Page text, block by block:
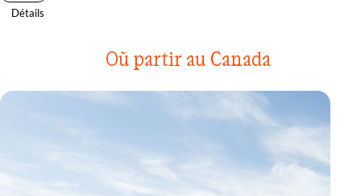
Détails
Où partir au Canada